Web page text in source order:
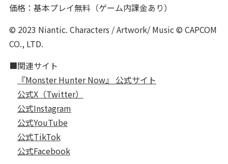
価格：基本プレイ無料（ゲーム内課金あり）
© 2023 Niantic. Characters / Artwork/ Music © CAPCOM
CO., LTD.
■関連サイト
『Monster Hunter Now』 公式サイト
公式X（Twitter）
公式Instagram
公式YouTube
公式TikTok
公式Facebook